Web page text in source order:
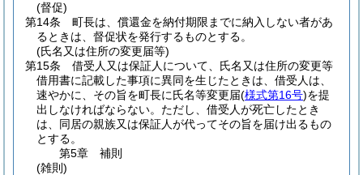
(督促)
第14条
町長は、償還金を納付期限までに納入しない者があ
るときは、督促状を発行するものとする。
(氏名又は住所の変更届等)
第15条
借受人又は保証人について、氏名又は住所の変更等
借用書に記載した事項に異同を生じたときは、借受人は、
速やかに、その旨を町長に氏名等変更届(様式第16号)を提
出しなければならない。 ただし、借受人が死亡したとき
は、同居の親族又は保証人が代ってその旨を届け出るもの
とする。
第5章
補則
(雑則)